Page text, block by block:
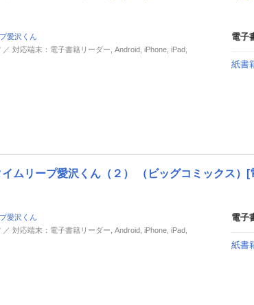
愛沢くん
対応端末：電子書籍リーダー, Android, iPhone, iPad,
電子
紙書
ムリープ愛沢くん（２） （ビッグコミックス）[
愛沢くん
対応端末：電子書籍リーダー, Android, iPhone, iPad,
電子
紙書